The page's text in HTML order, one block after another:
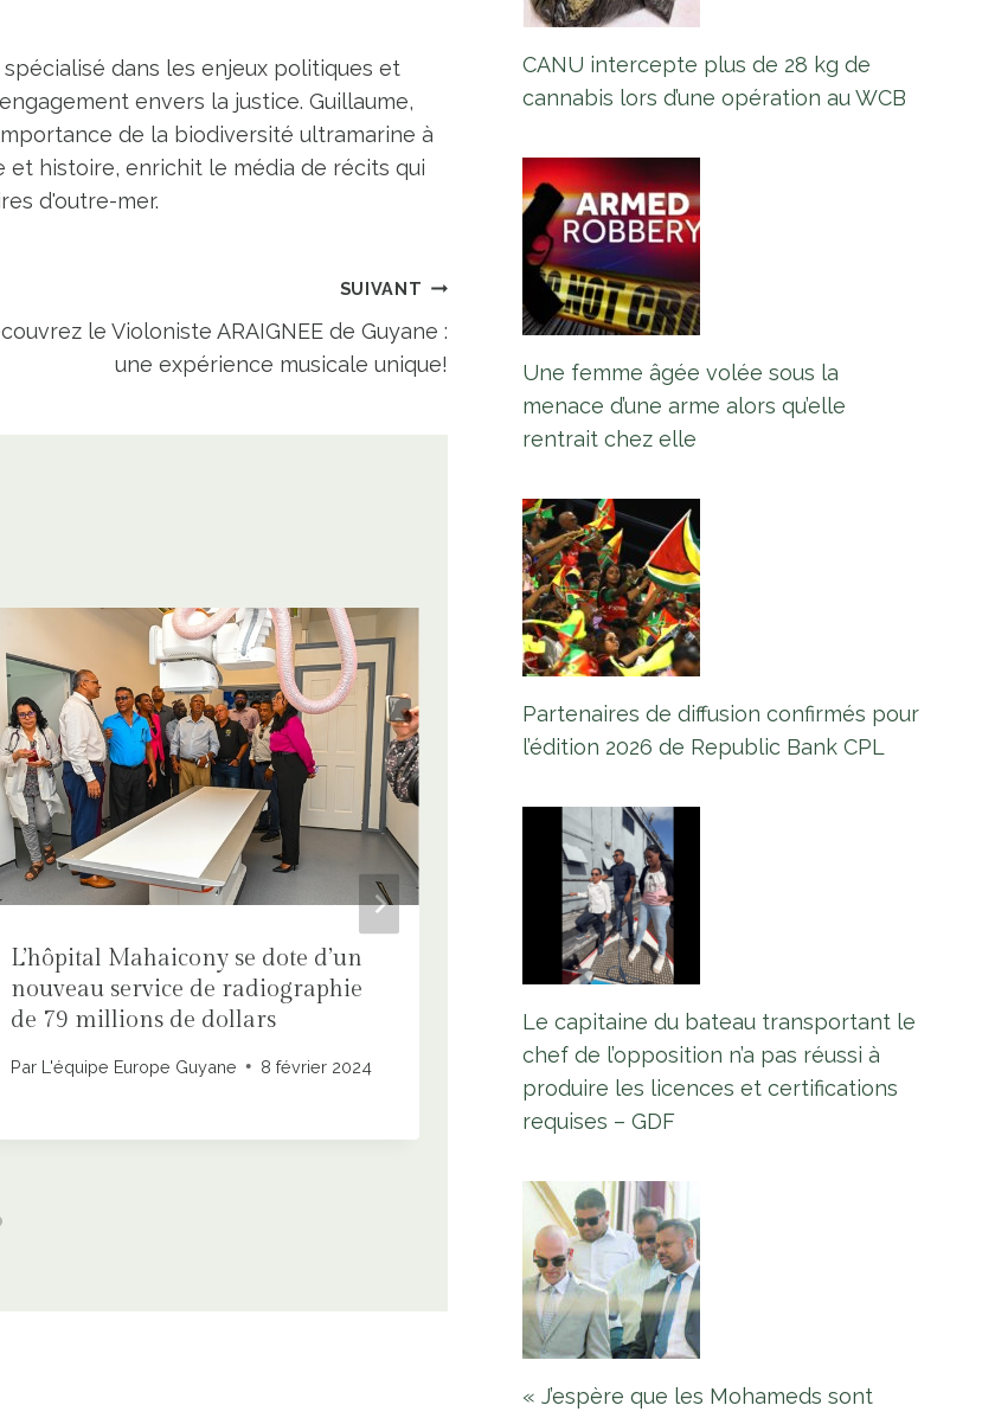
dans les enjeux politiques et
envers la justice. Guillaume,
de la biodiversité ultramarine à
histoire, enrichit le média de récits qui
d'outre-mer.
SUIVANT
le Violoniste ARAIGNEE de Guyane :
une expérience musicale unique!
L’hôpital Mahaicony se dote d’un
nouveau service de radiographie
de 79 millions de dollars
Par L'équipe Europe Guyane 8 février 2024
Le chef du SOCU intente une
action en diffamation de 600
millions de dollars contre Leroy
Smith
ParL'équipe Europe Guyane
17 octobre 2025
CANU intercepte plus de 28 kg de
cannabis lors d’une opération au WCB
Une femme âgée volée sous la
menace d’une arme alors qu’elle
rentrait chez elle
Partenaires de diffusion confirmés pour
l’édition 2026 de Republic Bank CPL
Le capitaine du bateau transportant le
chef de l’opposition n’a pas réussi à
produire les licences et certifications
requises – GDF
« J’espère que les Mohameds sont